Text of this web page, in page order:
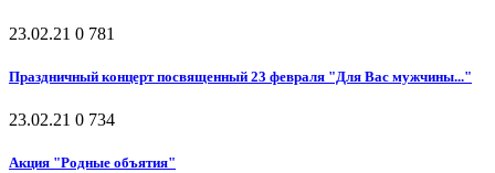
23.02.21 0 781
Праздничный концерт посвященный 23 февраля "Для Вас мужчины..."
23.02.21 0 734
Акция "Родные объятия"